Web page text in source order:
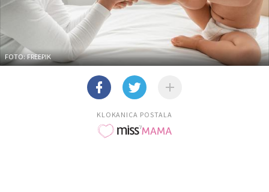
FOTO: FREEPIK
KLOKANICA POSTALA